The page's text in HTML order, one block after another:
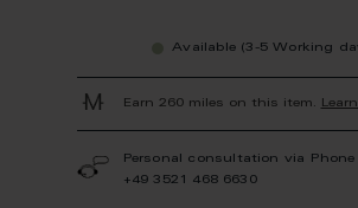
Available (3-5 Working
Earn 260 miles on this item.
Personal consultation via Phone
+49 3521 468 6630